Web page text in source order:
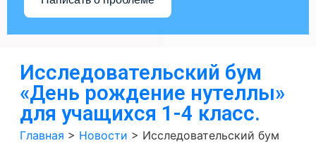
Исследовательский бум
«День рождение нутеллы»
для учащихся 1-4 класс.
Главная > Новости > Исследовательский бум